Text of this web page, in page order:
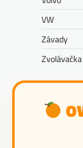
VW
Závady
Zvolávačka